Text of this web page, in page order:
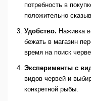
потребность в
положительно
Удобство. Наживка
бежать в магазин
время на поиск
Эксперименты с
видов червей и
конкретной рыбы.